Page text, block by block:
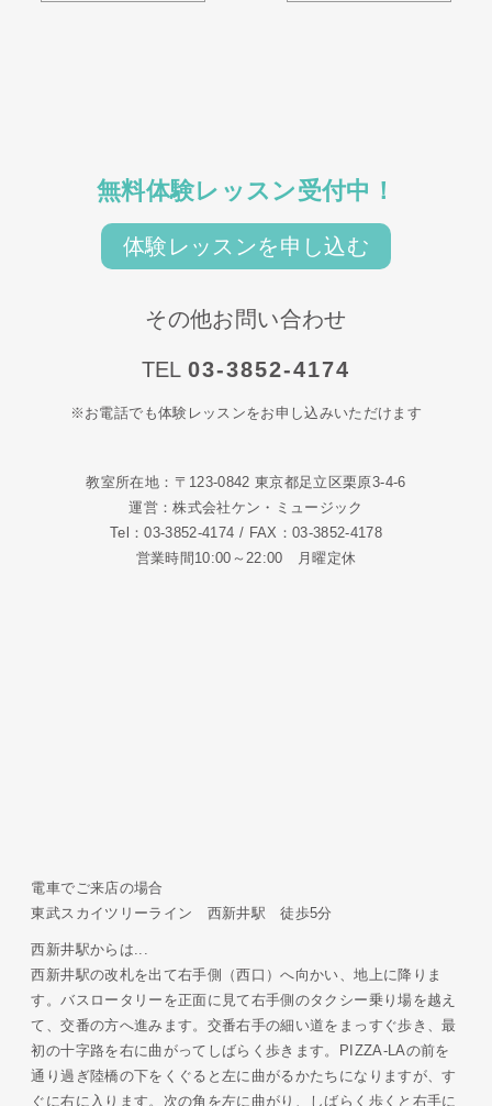
無料体験レッスン受付中！
体験レッスンを申し込む
その他お問い合わせ
TEL03-3852-4174
※お電話でも体験レッスンをお申し込みいただけます
教室所在地：〒123-0842 東京都足立区栗原3-4-6
運営：株式会社ケン・ミュージック
Tel：03-3852-4174 / FAX：03-3852-4178
営業時間10:00～22:00 月曜定休
電車でご来店の場合
東武スカイツリーライン 西新井駅 徒歩5分
西新井駅からは...
西新井駅の改札を出て右手側（西口）へ向かい、地上に降りま
す。バスロータリーを正面に見て右手側のタクシー乗り場を越え
て、交番の方へ進みます。交番右手の細い道をまっすぐ歩き、最
初の十字路を右に曲がってしばらく歩きます。PIZZA-LAの前を
通り過ぎ陸橋の下をくぐると左に曲がるかたちになりますが、す
ぐに右に入ります。次の角を左に曲がり、しばらく歩くと右手に